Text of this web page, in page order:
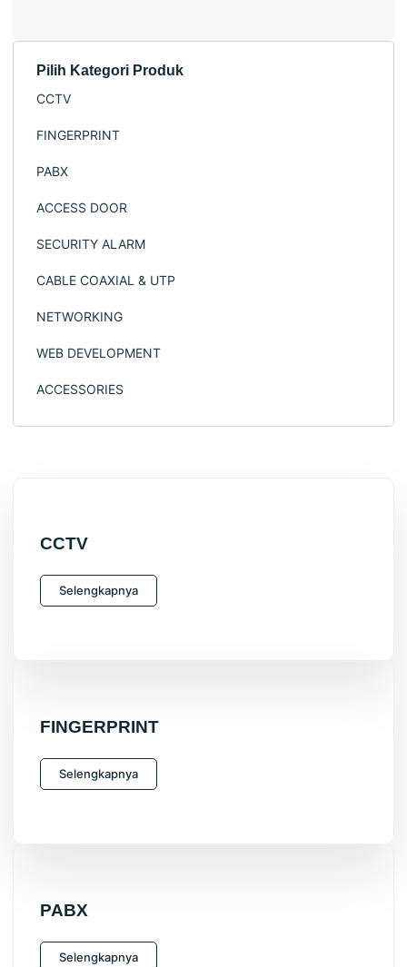
Pilih Kategori Produk
CCTV
FINGERPRINT
PABX
ACCESS DOOR
SECURITY ALARM
CABLE COAXIAL & UTP
NETWORKING
WEB DEVELOPMENT
ACCESSORIES
CCTV IP & Analog
Bisnis Anda
dengan CCTV
Profesional
CCTV
Selengkapnya
FINGERPRINT
Selengkapnya
PABX
Selengkapnya